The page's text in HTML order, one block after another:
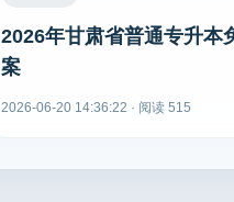
2026年甘肃省普通专升本
案
2026-06-20 14:36:22 · 阅读 515